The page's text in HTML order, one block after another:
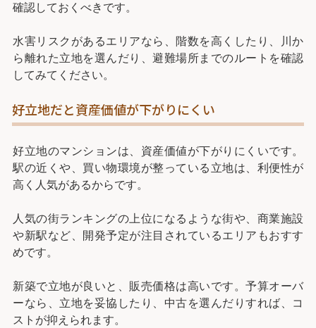
確認しておくべきです。
水害リスクがあるエリアなら、階数を高くしたり、川か
ら離れた立地を選んだり、避難場所までのルートを確認
してみてください。
好立地だと資産価値が下がりにくい
好立地のマンションは、資産価値が下がりにくいです。
駅の近くや、買い物環境が整っている立地は、利便性が
高く人気があるからです。
人気の街ランキングの上位になるような街や、商業施設
や新駅など、開発予定が注目されているエリアもおすす
めです。
新築で立地が良いと、販売価格は高いです。予算オーバ
ーなら、立地を妥協したり、中古を選んだりすれば、コ
ストが抑えられます。